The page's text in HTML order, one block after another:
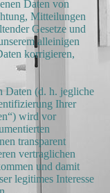
Daten von
Mitteilungen
Gesetze und
alleinigen
korrigieren,
Daten (d. h. jegliche
Ihrer
wird vor
transparent
vertraglichen
und damit
legitimes Interesse